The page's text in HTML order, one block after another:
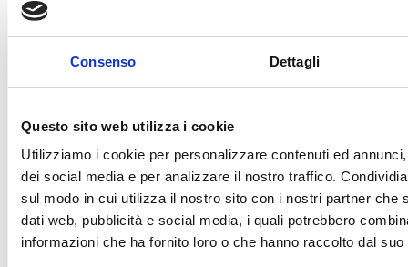
Consenso Dettagli
Questo sito web utilizza i cookie
Utilizziamo i cookie per personalizzare contenuti ed
dei social media e per analizzare il nostro traffico.
sul modo in cui utilizza il nostro sito con i nostri partner che
dati web, pubblicità e social media, i quali potrebbero
informazioni che ha fornito loro o che hanno raccolto dal
Conclusioni
La cessione di un ramo d’azienda è un’operazione
lavoro. Richiede una visione strategica e la sicurezza
crediti — sia gestito correttamente per evitare rischi
futuri.
Affidarsi a professionisti esperti non è solo prudente:
è l’unico modo per garantire che la cessione sia